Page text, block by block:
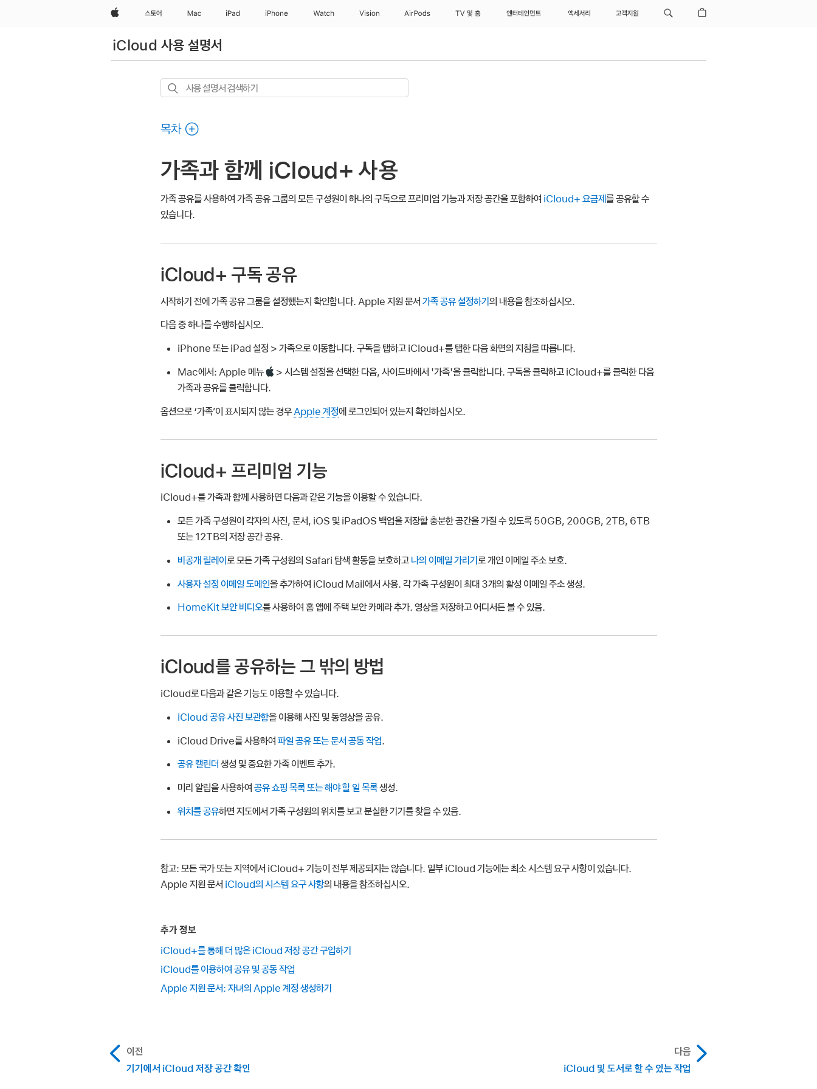
Apple스토어 Mac iPad iPhone Watch Vision AirPods TV 및 홈 엔터테인먼트 액세서리 고객지원
iCloud 사용 설명서
사용
목차
가족과 함께 iCloud+ 사용
가족 공유를 사용하여 가족 공유 그룹의 모든 구성원이 하나의 구독으로 프리미엄 기능과 저장 공간을 포함하여 iCloud+ 요금제를 공유할 수
있습니다.
iCloud+ 구독 공유
시작하기 전에 가족 공유 그룹을 설정했는지 확인합니다. Apple 지원 문서 가족 공유 설정하기의 내용을 참조하십시오.
다음 중 하나를 수행하십시오.
iPhone 또는 iPad 설정 > 가족으로 이동합니다. 구독을 탭하고 iCloud+를 탭한 다음 화면의 지침을 따릅니다.
Mac에서: Apple 메뉴
> 시스템 설정을 선택한 다음, 사이드바에서 '가족'을 클릭합니다. 구독을 클릭하고 iCloud+를 클릭한 다음
가족과 공유를 클릭합니다.
옵션으로 ‘가족’이 표시되지 않는 경우 Apple 계정에 로그인되어 있는지 확인하십시오.
iCloud+ 프리미엄 기능
iCloud+를 가족과 함께 사용하면 다음과 같은 기능을 이용할 수 있습니다.
모든 가족 구성원이 각자의 사진, 문서, iOS 및 iPadOS 백업을 저장할 충분한 공간을 가질 수 있도록 50GB, 200GB, 2TB, 6TB
또는 12TB의 저장 공간 공유.
비공개 릴레이로 모든 가족 구성원의 Safari 탐색 활동을 보호하고 나의 이메일 가리기로 개인 이메일 주소 보호.
사용자 설정 이메일 도메인을 추가하여 iCloud Mail에서 사용. 각 가족 구성원이 최대 3개의 활성 이메일 주소 생성.
HomeKit 보안 비디오를 사용하여 홈 앱에 주택 보안 카메라 추가. 영상을 저장하고 어디서든 볼 수 있음.
iCloud를 공유하는 그 밖의 방법
iCloud로 다음과 같은 기능도 이용할 수 있습니다.
iCloud 공유 사진 보관함을 이용해 사진 및 동영상을 공유.
iCloud Drive를 사용하여 파일 공유 또는 문서 공동 작업.
공유 캘린더 생성 및 중요한 가족 이벤트 추가.
미리 알림을 사용하여 공유 쇼핑 목록 또는 해야 할 일 목록생성.
위치를 공유하면 지도에서 가족 구성원의 위치를 보고 분실한 기기를 찾을 수 있음.
참고: 모든 국가 또는 지역에서 iCloud+ 기능이 전부 제공되지는 않습니다. 일부 iCloud 기능에는 최소 시스템 요구 사항이 있습니다.
Apple 지원 문서 iCloud의 시스템 요구 사항의 내용을 참조하십시오.
추가 정보
iCloud+를 통해 더 많은 iCloud 저장 공간 구입하기
iCloud를 이용하여 공유 및 공동 작업
Apple 지원 문서: 자녀의 Apple 계정 생성하기
이전
기기에서 iCloud 저장 공간 확인
다음
iCloud 및 도서로 할 수 있는 작업